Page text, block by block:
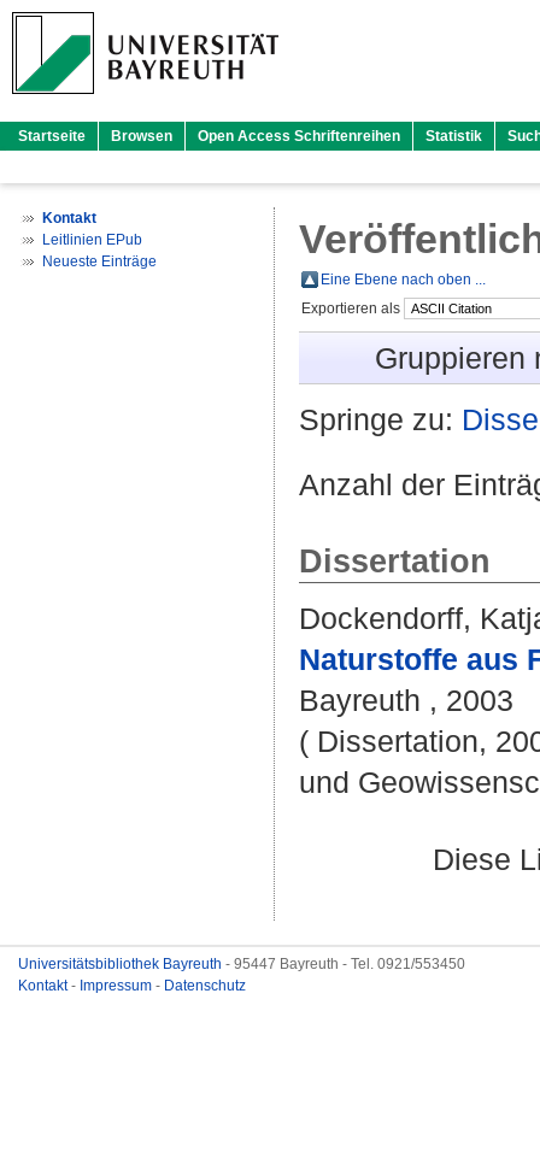
Startseite Browsen Open Access Schriftenreihen Statistik
Kontakt
Leitlinien EPub
Neueste Einträge
Eine Ebene nach oben ...
Exportieren als
Gruppieren
Springe zu:
Anzahl der
Dissertation
Dockendorff,
Naturstoffe aus
Bayreuth , 2003
( Dissertation,
und
Diese
Universitätsbibliothek Bayreuth - 95447 Bayreuth - Tel. 0921/553450
Kontakt- Impressum - Datenschutz